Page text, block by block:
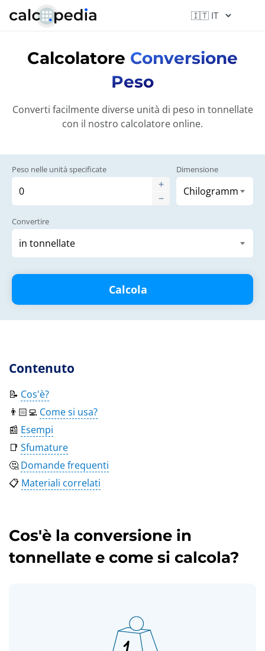
Calcolatore Conversione
Peso
Converti facilmente diverse unità di peso in tonnellate
con il nostro calcolatore online.
Peso nelle unità specificate Dimensione
Convertire
Calcola
Contenuto
📝 Cos'è?
👨🏻‍💻 Come si usa?
📰 Esempi
📑 Sfumature
🤔 Domande frequenti
📋 Materiali correlati
Cos'è la conversione in
tonnellate e come si calcola?